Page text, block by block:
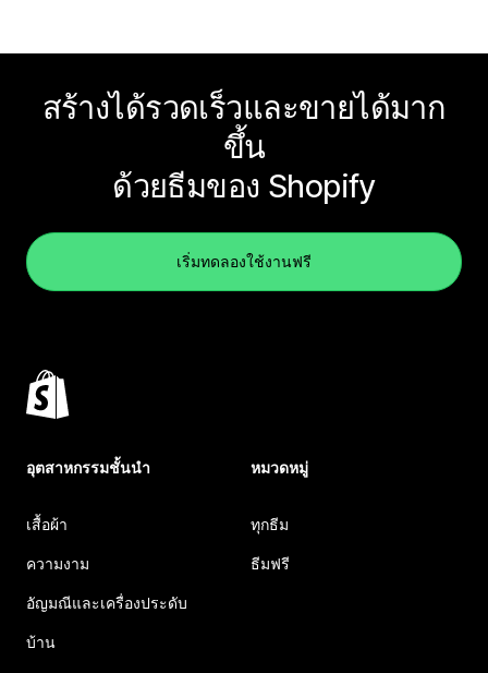
สร้างได้รวดเร็วและขายได้มาก
ขึ้น
ด้วยธีมของ Shopify
เริ่มทดลองใช้งานฟรี
อุตสาหกรรมชั้นนำ
เสื้อผ้า
ความงาม
อัญมณีและเครื่องประดับ
บ้าน
หมวดหมู่
ทุกธีม
ธีมฟรี